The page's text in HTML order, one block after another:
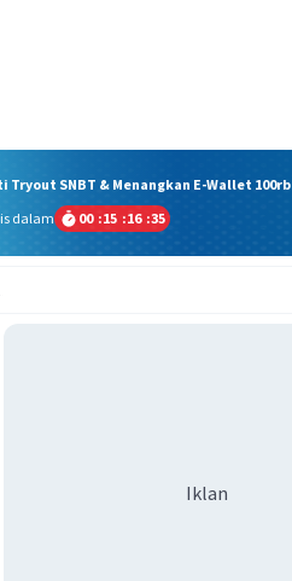
Tryout SNBT & Menangkan E-Wallet 100rb
dalam
00 :15 :16 :35
Iklan